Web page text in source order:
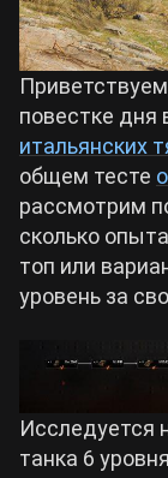
Wuthering
Roblox
Hogwarts
Cyberpunk
Все игры
повестке дня
итальянских
общем тесте
рассмотрим
сколько
топ или
уровень за
Исследуется
танка 6 уровня